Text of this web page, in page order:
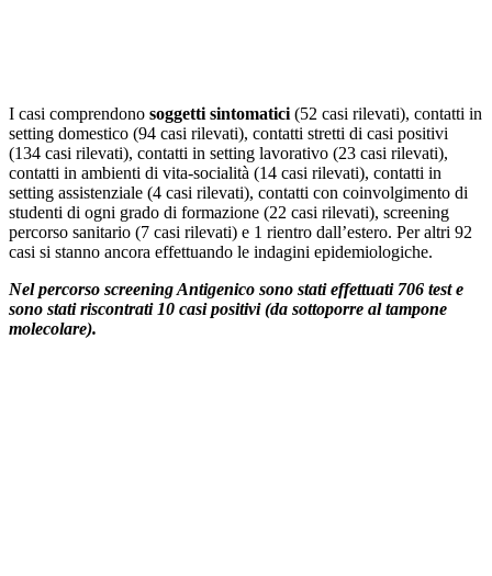
I casi comprendono soggetti sintomatici (52 casi rilevati), contatti in
setting domestico (94 casi rilevati), contatti stretti di casi positivi
(134 casi rilevati), contatti in setting lavorativo (23 casi rilevati),
contatti in ambienti di vita-socialità (14 casi rilevati), contatti in
setting assistenziale (4 casi rilevati), contatti con coinvolgimento di
studenti di ogni grado di formazione (22 casi rilevati), screening
percorso sanitario (7 casi rilevati) e 1 rientro dall’estero. Per altri 92
casi si stanno ancora effettuando le indagini epidemiologiche.
Nel percorso screening Antigenico sono stati effettuati 706 test e
sono stati riscontrati 10 casi positivi (da sottoporre al tampone
molecolare).